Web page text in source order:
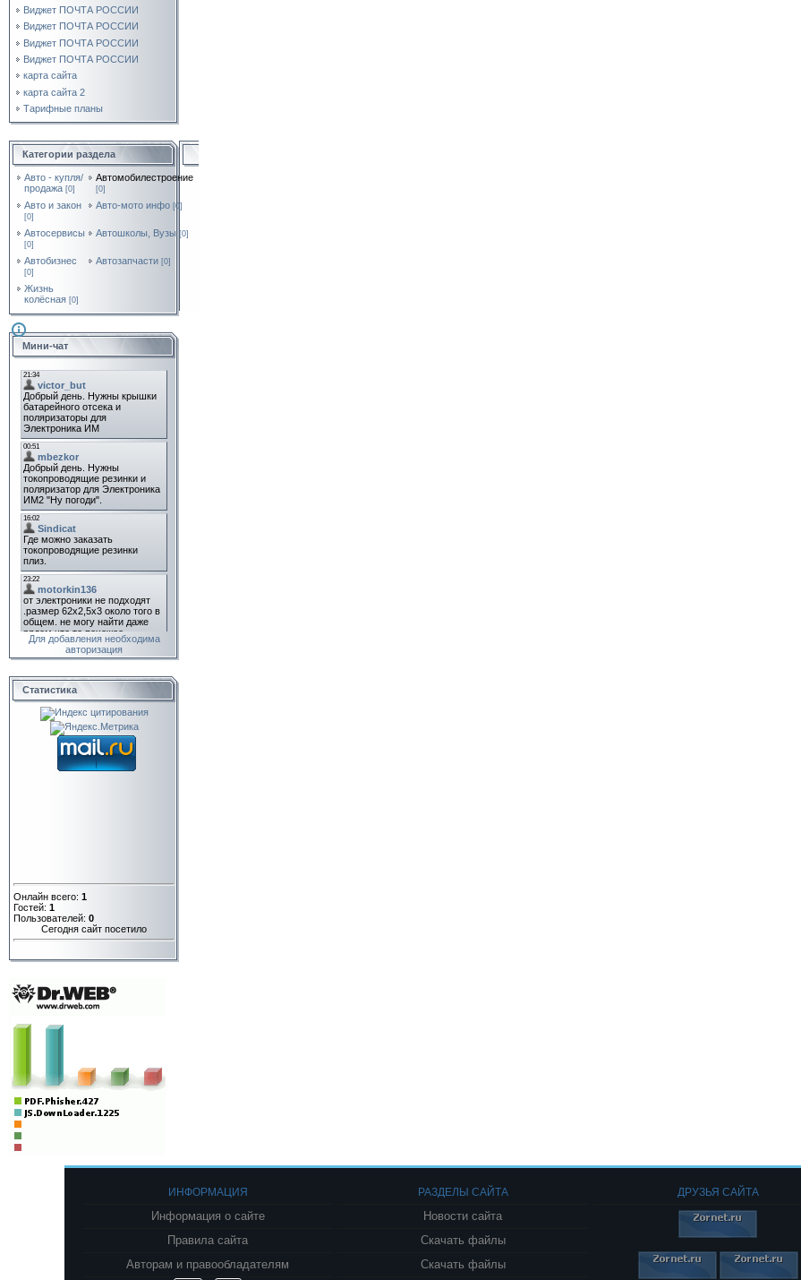
Виджет ПОЧТА РОССИИ
Виджет ПОЧТА РОССИИ
Виджет ПОЧТА РОССИИ
Виджет ПОЧТА РОССИИ
карта сайта
карта сайта 2
Тарифные планы
Категории раздела
Авто - купля/
продажа [0]
Автомобилестроение
[0]
Авто и закон
[0]
Авто-мото инфо [0]
Автосервисы
[0]
Автошколы, Вузы [0]
Автобизнес
[0]
Автозапчасти [0]
Жизнь
колёсная [0]
Мини-чат
Для добавления необходима
авторизация
Статистика
Онлайн всего: 1
Гостей: 1
Пользователей: 0
Сегодня сайт посетило
ИНФОРМАЦИЯ РАЗДЕЛЫ САЙТА ДРУЗЬЯ САЙТА
Информация о сайте
Правила сайта
Авторам и правообладателям
Новости сайта
Скачать файлы
Скачать файлы